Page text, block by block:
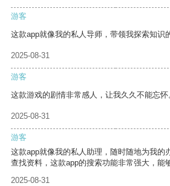
游客
这款app就像我的私人导师，带领我探索知识
2025-08-31
游客
这款游戏的剧情非常感人，让我久久不能忘怀
2025-08-31
游客
这款app就像我的私人助理，随时随地为我的
查找资料，这款app的搜索功能非常强大，能
2025-08-31